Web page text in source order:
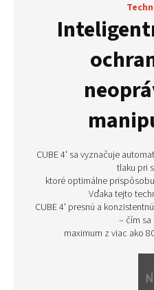
CUBE 4' sa vyznačuje
tlaku pri
ktoré optimálne
Vďaka tejto
CUBE 4' presnú a
– čím
maximum z viac ako